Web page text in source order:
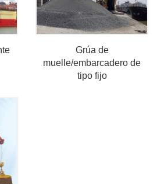
Grúa de
muelle/embarcadero de
tipo fijo